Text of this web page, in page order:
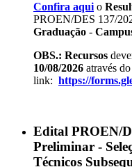
Confira aqui o
PROEN/DES 137/
Graduação -
OBS.: Recursos
10/08/2026 através do
link: https://
Edital PROEN/
Preliminar -
Técnicos